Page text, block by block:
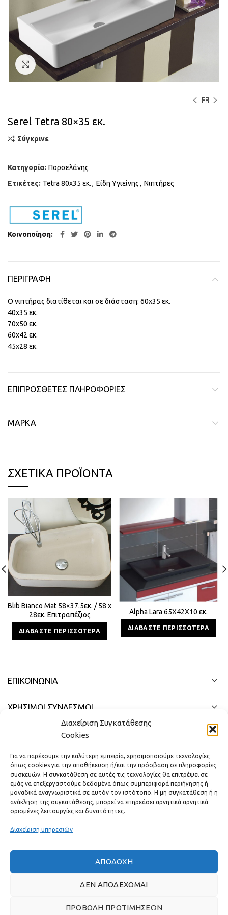
Διαχείριση Συγκατάθεσης
Cookies
Για να παρέχουμε την καλύτερη εμπειρία, χρησιμοποιούμε τεχνολογίες
όπως cookies για την αποθήκευση ή/και την πρόσβαση σε πληροφορίες
συσκευών. Η συγκατάθεση σε αυτές τις τεχνολογίες θα επιτρέψει σε
εμάς να επεξεργαστούμε δεδομένα όπως συμπεριφορά περιήγησης ή
μοναδικά αναγνωριστικά σε αυτόν τον ιστότοπο. Η μη συγκατάθεση ή η
ανάκληση της συγκατάθεσης, μπορεί να επηρεάσει αρνητικά αρνητικά
ορισμένες λειτουργίες και δυνατότητες.
Διαχείριση υπηρεσιών
ΑΠΟΔΟΧΉ
ΔΕΝ ΑΠΟΔΈΧΟΜΑΙ
ΠΡΟΒΟΛΉ ΠΡΟΤΙΜΉΣΕΩΝ
Κάντε κλικ για μεγέθυνση
Serel Tetra 80×35 εκ.
Σύγκρινε
Κατηγορία: Πορσελάνης
Ετικέτες: Tetra 80x35 εκ., Είδη Υγιείνης, Νιπτήρες
Κοινοποίηση
ΠΕΡΙΓΡΑΦΉ
Ο νιπτήρας διατίθεται και σε διάσταση: 60χ35 εκ.
40χ35 εκ.
70χ50 εκ.
60χ42 εκ.
45χ28 εκ.
ΕΠΙΠΡΌΣΘΕΤΕΣ ΠΛΗΡΟΦΟΡΊΕΣ
ΜΆΡΚΑ
ΣΧΕΤΙΚΆ ΠΡΟΪΌΝΤΑ
Blib Bianco Mat 58×37.5εκ. / 58 x
28εκ. Επιτραπέζιος
Τσιμεντένιος Νιπτήρας
ΔΙΑΒΆΣΤΕ ΠΕΡΙΣΣΌΤΕΡΑ
Alpha Lara 65Χ42Χ10 εκ.
ΔΙΑΒΆΣΤΕ ΠΕΡΙΣΣΌΤΕΡΑ
ΕΠΙΚΟΙΝΩΝΊΑ
ΧΡΗΣΙΜΟΙ ΣΥΝΔΕΣΜΟΙ
ΓΡΉΓΟΡΟ ΜΕΝΟΎ
Πραγματικές κριτικές πελατών
2022 ΔΗΜΙΟΥΡΓΗΘΗΚΕ ΑΠΟ ΤΗΝTHE PLAN P